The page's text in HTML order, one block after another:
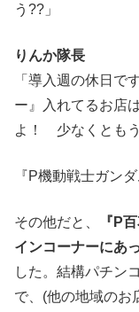
う??」
りんか隊長
「導入週の休日で
ー』入れてるお店
よ！ 少なくとも
『P機動戦士ガン
その他だと、
『P
インコーナーにあ
した。結構パチン
で、(他の地域のお